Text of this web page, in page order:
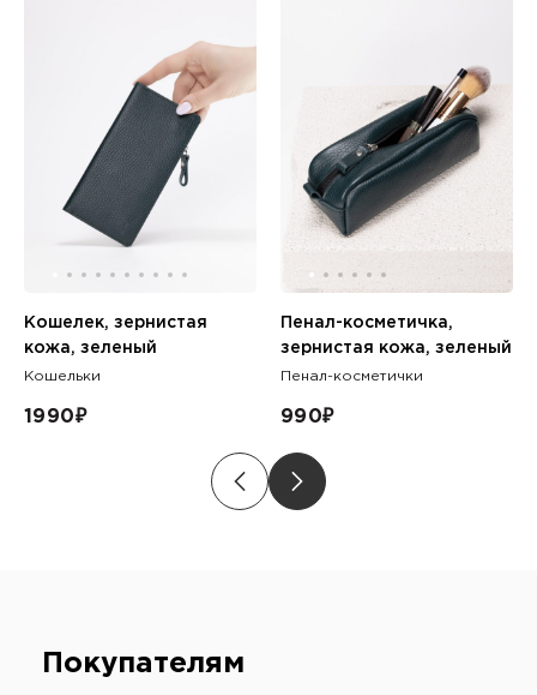
Кошелек, зернистая
кожа, зеленый
Кошельки
1990₽
Пенал-косметичка,
зернистая кожа, зеленый
Пенал-косметички
990₽
Покупателям